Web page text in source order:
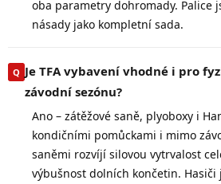
oba parametry dohromady. Palice
násady jako kompletní sada.
Je TFA vybavení vhodné i pro
závodní sezónu?
Ano – zátěžové saně, plyoboxy i
kondičními pomůckami i mimo
saněmi rozvíjí silovou vytrvalost
výbušnost dolních končetin.